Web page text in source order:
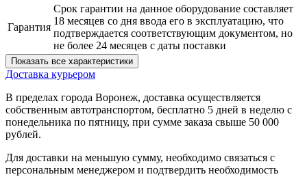
Гарантия
Срок гарантии на данное оборудование составляет
18 месяцев со дня ввода его в эксплуатацию, что
подтверждается соответствующим документом, но
не более 24 месяцев с даты поставки
Показать все характеристики
Доставка курьером
В пределах города Воронеж, доставка осуществляется
собственным автотранспортом, бесплатно 5 дней в неделю с
понедельника по пятницу, при сумме заказа свыше 50 000
рублей.
Для доставки на меньшую сумму, необходимо связаться с
персональным менеджером и подтвердить необходимость